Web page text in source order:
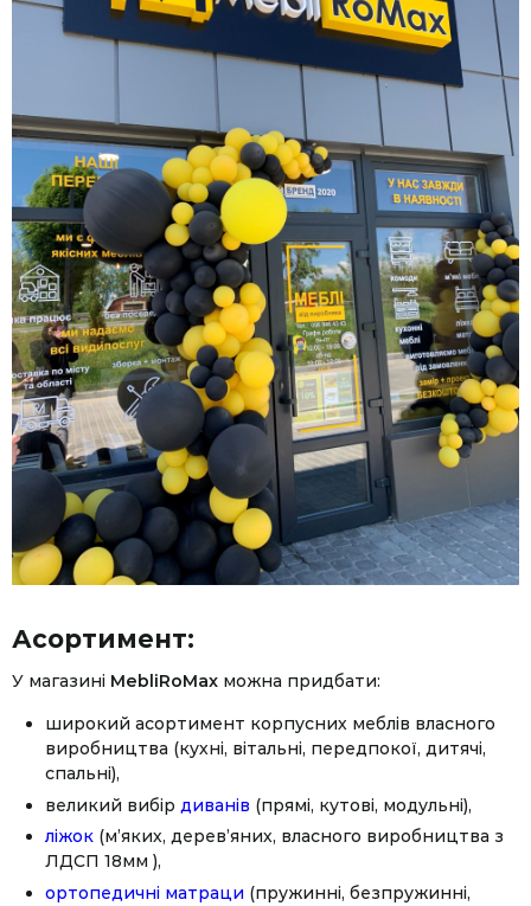
Асортимент:
У магазині MebliRoMax можна придбати:
широкий асортимент корпусних меблів власного
виробництва (кухні, вітальні, передпокої, дитячі,
спальні),
великий вибір диванів (прямі, кутові, модульні),
ліжок (м’яких, дерев’яних, власного виробництва з
ЛДСП 18мм ),
ортопедичні матраци (пружинні, безпружинні,